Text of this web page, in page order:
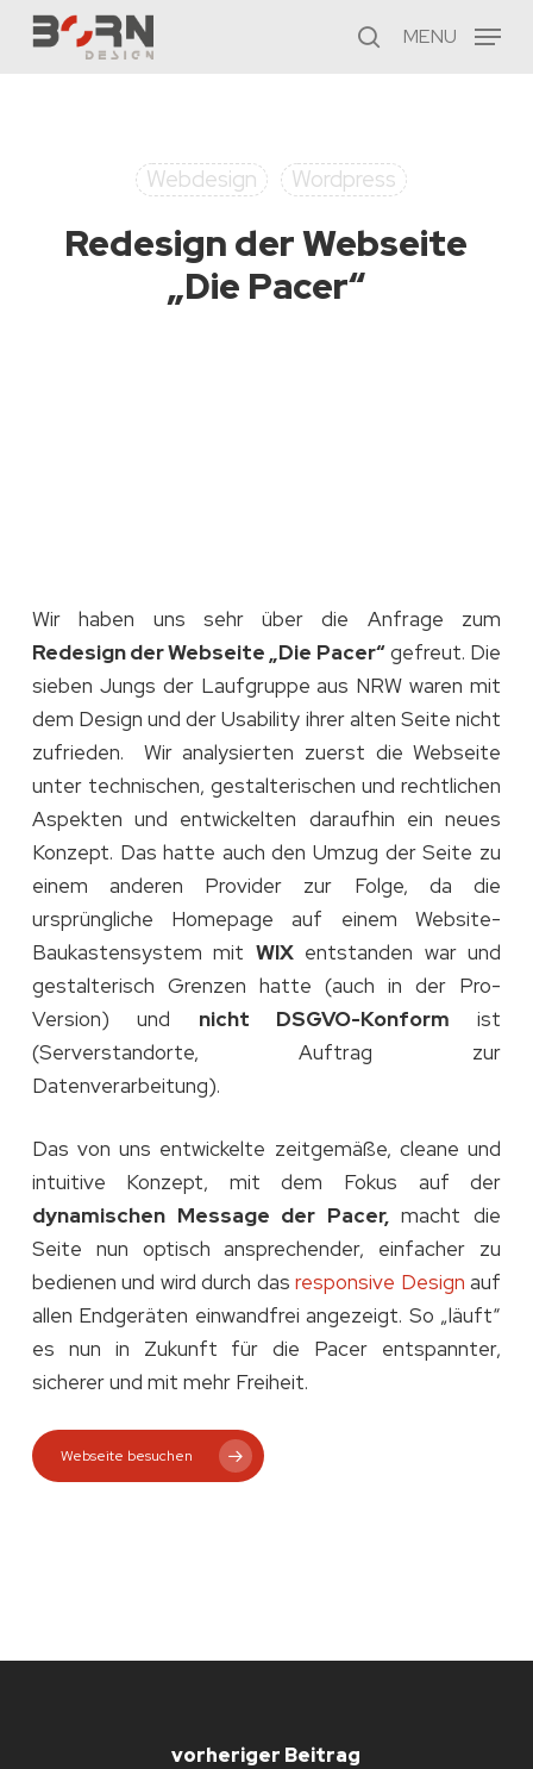
Skip
search
MENU
Webdesign Wordpress
Redesign der Webseite
„Die Pacer“
Wir haben uns sehr über die Anfrage zum
Redesign der Webseite „Die Pacer“gefreut. Die
sieben Jungs der Laufgruppe aus NRW waren mit
dem Design und der Usability ihrer alten Seite nicht
zufrieden. Wir analysierten zuerst die Webseite
unter technischen, gestalterischen und rechtlichen
Aspekten und entwickelten daraufhin ein neues
Konzept. Das hatte auch den Umzug der Seite zu
einem anderen Provider zur Folge, da die
ursprüngliche Homepage auf einem Website-
Baukastensystem mit WIXentstanden war und
gestalterisch Grenzen hatte (auch in der Pro-
Version) und nicht DSGVO-Konform ist
(Serverstandorte, Auftrag zur
Datenverarbeitung).
Das von uns entwickelte zeitgemäße, cleane und
intuitive Konzept, mit dem Fokus auf der
dynamischen Message der Pacer,macht die
Seite nun optisch ansprechender, einfacher zu
bedienen und wird durch dasresponsive Design auf
allen Endgeräten einwandfrei angezeigt. So „läuft“
es nun in Zukunft für die Pacer entspannter,
sicherer und mit mehr Freiheit.
Webseite besuchen
vorheriger Beitrag